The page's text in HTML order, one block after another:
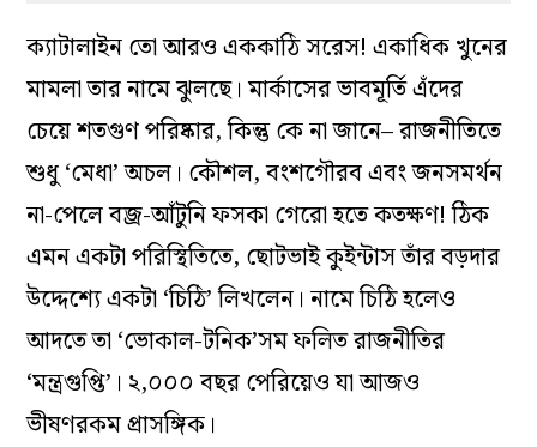
ক্যাটালাইন তো আরও এককাঠি সরেস! একাধিক খুনের
মামলা তার নামে ঝুলছে। মার্কাসের ভাবমূর্তি এঁদের
চেয়ে শতগুণ পরিষ্কার, কিন্তু কে না জানে– রাজনীতিতে
শুধু ‘মেধা’ অচল। কৌশল, বংশগৌরব এবং জনসমর্থন
না-পেলে বজ্র-আঁটুনি ফসকা গেরো হতে কতক্ষণ! ঠিক
এমন একটা পরিস্থিতিতে, ছোটভাই কুইন্টাস তাঁর বড়দার
উদ্দেশ্যে একটা ‘চিঠি’ লিখলেন। নামে চিঠি হলেও
আদতে তা ‘ভোকাল-টনিক’সম ফলিত রাজনীতির
‘মন্ত্রগুপ্তি’। ২,০০০ বছর পেরিয়েও যা আজও
ভীষণরকম প্রাসঙ্গিক।